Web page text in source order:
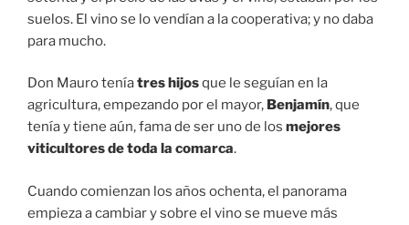
suelos. El vino se lo vendían a la cooperativa; y no daba
para mucho.
Don Mauro teníatres hijosque le seguían en la
agricultura, empezando por el mayor, Benjamín, que
tenía y tiene aún, fama de ser uno de los mejores
viticultores de toda la comarca.
Cuando comienzan los años ochenta, el panorama
empieza a cambiar y sobre el vino se mueve más